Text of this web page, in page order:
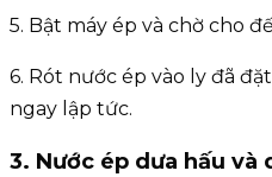
5. Bật máy ép và chờ cho
6. Rót nước ép vào ly đã
ngay lập tức.
3. Nước ép dưa hấu và